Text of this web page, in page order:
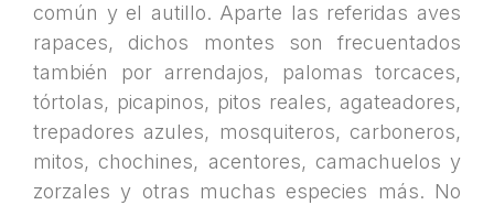
común y el autillo. Aparte las referidas aves
rapaces, dichos montes son frecuentados
también por arrendajos, palomas torcaces,
tórtolas, picapinos, pitos reales, agateadores,
trepadores azules, mosquiteros, carboneros,
mitos, chochines, acentores, camachuelos y
zorzales y otras muchas especies más. No